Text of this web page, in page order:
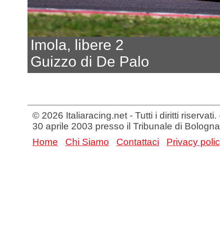
Imola, libere 2
Guizzo di De Palo
© 2026 Italiaracing.net - Tutti i diritti
30 aprile 2003 presso il Tribunale di Bologna
Home
Chi Siamo Contattaci Privacy